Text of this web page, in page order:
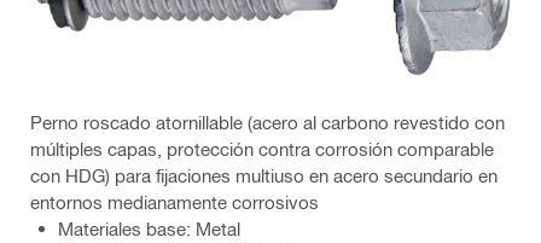
Perno roscado atornillable (acero al carbono revestido con
múltiples capas, protección contra corrosión comparable
con HDG) para fijaciones multiuso en acero secundario en
entornos medianamente corrosivos
Materiales base: Metal